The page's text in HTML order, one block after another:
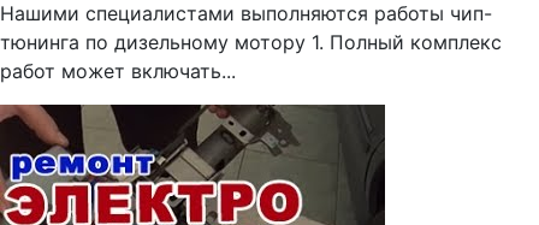
Нашими специалистами выполняются работы чип-
тюнинга по дизельному мотору 1. Полный комплекс
работ может включать...